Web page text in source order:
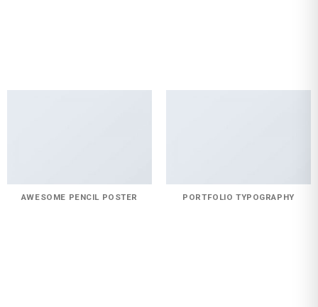
AWESOME PENCIL POSTER PORTFOLIO TYPOGRAPHY